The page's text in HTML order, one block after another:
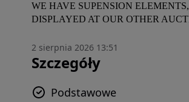
WE HAVE SUPENSION
DISPLAYED AT OUR OTHER
2 sierpnia 2026 13:51
Szczegóły
Podstawowe